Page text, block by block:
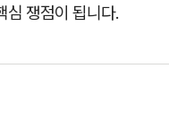
심 쟁점이 됩니다.